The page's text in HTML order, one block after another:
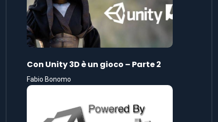
Con Unity 3D è un gioco – Parte 2
Fabio Bonomo